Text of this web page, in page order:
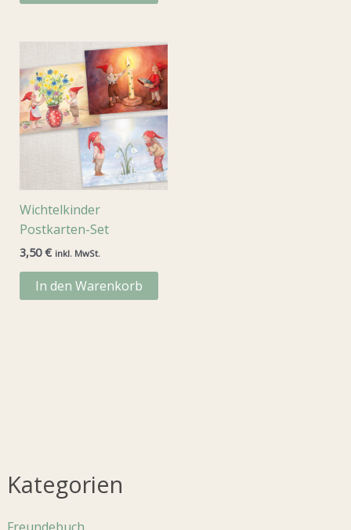
Kategorien
Freundebuch
Wichtelkinder
Postkarten-Set
3,50€ inkl. MwSt.
In den Warenkorb